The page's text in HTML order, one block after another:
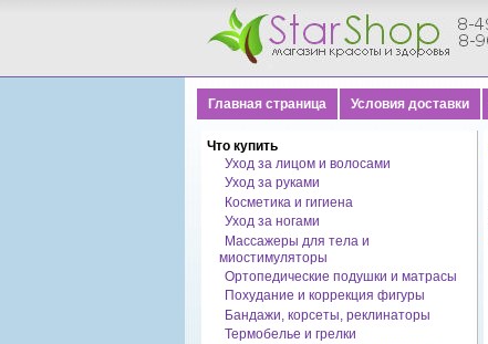
Главная страница Условия доставки
Что купить
Уход за лицом и волосами
Уход за руками
Косметика и гигиена
Уход за ногами
Массажеры для тела и
миостимуляторы
Ортопедические подушки и матрасы
Похудание и коррекция фигуры
Бандажи, корсеты, реклинаторы
Термобелье и грелки